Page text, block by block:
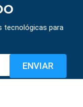
tecnológicas para